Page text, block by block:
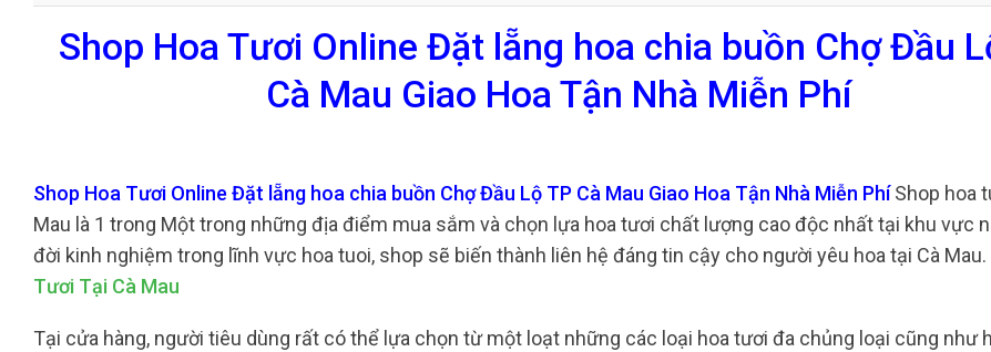
Shop Hoa Tươi Online Đặt lẵng hoa chia buồn Chợ Đầu
Cà Mau Giao Hoa Tận Nhà Miễn Phí
Shop Hoa Tươi Online Đặt lẵng hoa chia buồn Chợ Đầu Lộ TP Cà Mau Giao Hoa Tận Nhà Miễn PhíShop hoa
Mau là 1 trong Một trong những địa điểm mua sắm và chọn lựa hoa tươi chất lượng cao độc nhất tại khu vực
đời kinh nghiệm trong lĩnh vực hoa tuoi, shop sẽ biến thành liên hệ đáng tin cậy cho người yêu hoa tại Cà Mau.
Tươi Tại Cà Mau
Tại cửa hàng, người tiêu dùng rất có thể lựa chọn từ một loạt những các loại hoa tươi đa chủng loại cũng như